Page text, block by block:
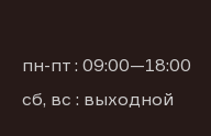
пн-пт : 09:00—18:00
сб, вс : выходной